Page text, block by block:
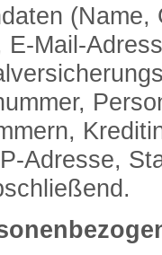
(Name,
Mail-
Adresse,